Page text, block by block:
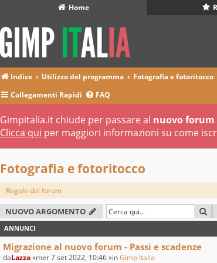
Home
Indice Utilizzo del programma
Fotografia e fotoritocco
Collegamenti Rapidi
FAQ
Gimpitalia.it chiude per passare al nuovo forum
Clicca qui per maggiori informazioni su come
Fotografia e fotoritocco
Regole del forum
NUOVO ARGOMENTO
ANNUNCI
Migrazione al nuovo forum - Passi e scadenze
daLazza»mer 7 set 2022, 10:46 »inGimp Italia